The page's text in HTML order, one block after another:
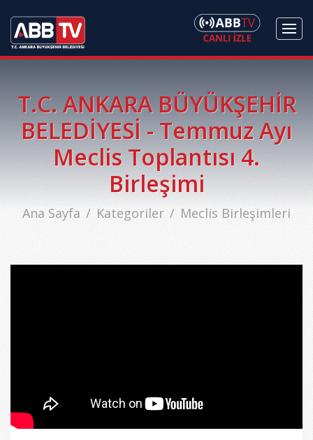
T.C. ANKARA BÜYÜKŞEHİR
BELEDİYESİ - Temmuz Ayı
Meclis Toplantısı 4.
Birleşimi
Ana Sayfa Kategoriler Meclis Birleşimleri